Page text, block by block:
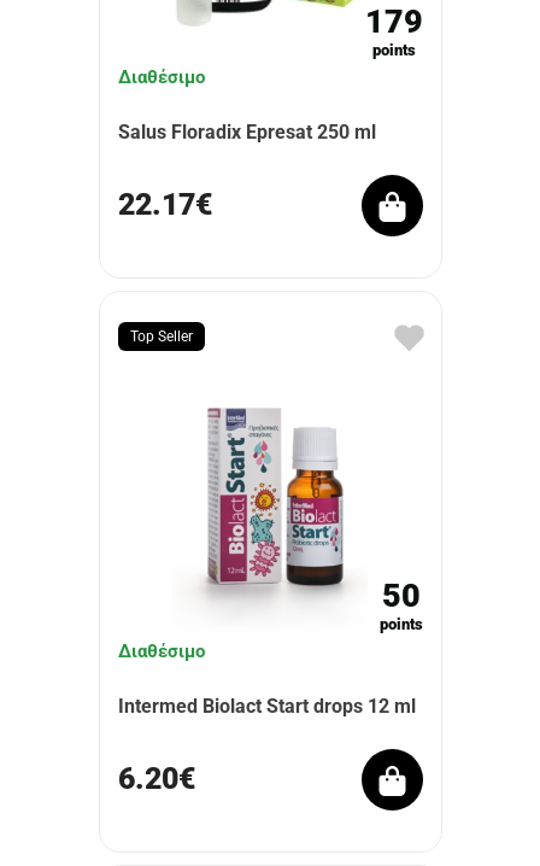
179
points
Διαθέσιμο
Salus Floradix Epresat 250 ml
22.17€
Top Seller
50
points
Διαθέσιμο
Intermed Biolact Start drops 12 ml
6.20€